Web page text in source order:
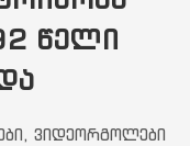
ᲬᲔᲚᲘ
ვიდეორგოლები